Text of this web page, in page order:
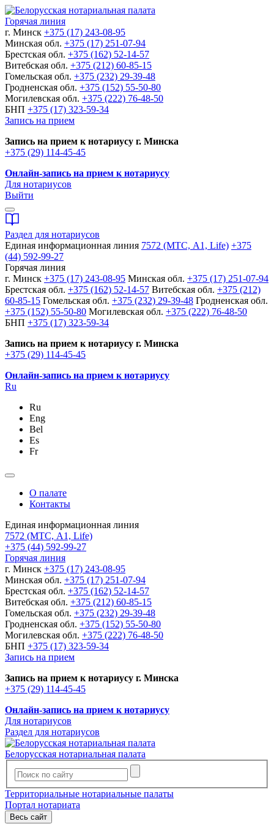
Горячая линия
г. Минск +375 (17) 243-08-95
Минская обл. +375 (17) 251-07-94
Брестская обл. +375 (162) 52-14-57
Витебская обл. +375 (212) 60-85-15
Гомельская обл. +375 (232) 29-39-48
Гродненская обл. +375 (152) 55-50-80
Могилевская обл. +375 (222) 76-48-50
БНП +375 (17) 323-59-34
Запись на прием
Запись на прием к нотариусу г. Минска
+375 (29) 114-45-45
Онлайн-запись на прием к нотариусу
Для нотариусов
Выйти
Раздел для нотариусов
Единая информационная линия 7572 (МТС, A1, Life) +375
(44) 592-99-27
Горячая линия
г. Минск +375 (17) 243-08-95 Минская обл. +375 (17) 251-07-94
Брестская обл. +375 (162) 52-14-57 Витебская обл. +375 (212)
60-85-15 Гомельская обл. +375 (232) 29-39-48 Гродненская обл.
+375 (152) 55-50-80 Могилевская обл. +375 (222) 76-48-50
БНП +375 (17) 323-59-34
Запись на прием к нотариусу г. Минска
+375 (29) 114-45-45
Онлайн-запись на прием к нотариусу
Ru
Ru
Eng
Bel
Es
Fr
О палате
Контакты
Единая информационная линия
7572 (МТС, A1, Life)
+375 (44) 592-99-27
Горячая линия
г. Минск +375 (17) 243-08-95
Минская обл. +375 (17) 251-07-94
Брестская обл. +375 (162) 52-14-57
Витебская обл. +375 (212) 60-85-15
Гомельская обл. +375 (232) 29-39-48
Гродненская обл. +375 (152) 55-50-80
Могилевская обл. +375 (222) 76-48-50
БНП +375 (17) 323-59-34
Запись на прием
Запись на прием к нотариусу г. Минска
+375 (29) 114-45-45
Онлайн-запись на прием к нотариусу
Для нотариусов
Раздел для нотариусов
Белорусская нотариальная палата
Территориальные нотариальные палаты
Портал нотариата
Весь сайт